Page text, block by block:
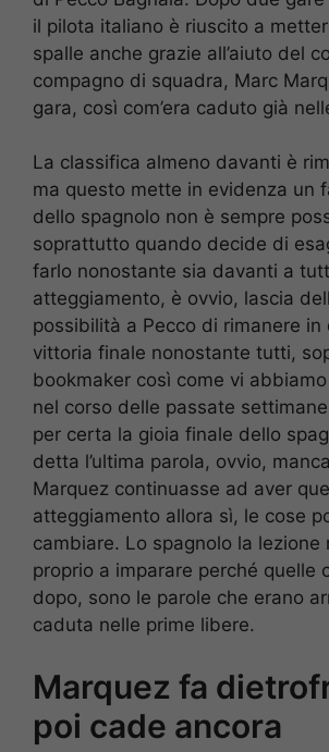
il pilota italiano è riuscito a
spalle anche grazie all’aiuto del
compagno di squadra, Marc
gara, così com’era caduto già
La classifica almeno davanti è
ma questo mette in evidenza un
dello spagnolo non è sempre
soprattutto quando decide di
farlo nonostante sia davanti a
atteggiamento, è ovvio, lascia
possibilità a Pecco di rimanere in
vittoria finale nonostante tutti,
bookmaker così come vi
nel corso delle passate
per certa la gioia finale dello
detta l’ultima parola, ovvio,
Marquez continuasse ad aver
atteggiamento allora sì, le cose
cambiare. Lo spagnolo la lezione
proprio a imparare perché quelle
dopo, sono le parole che erano
caduta nelle prime libere.
Marquez fa
poi cade ancora